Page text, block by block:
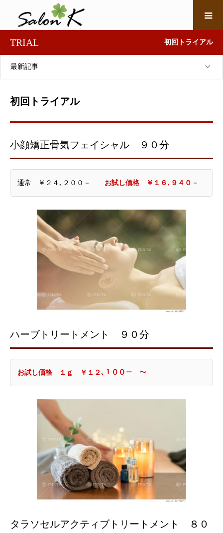
TRIAL 初回トライアル
最新記事
初回トライアル
小顔矯正骨気フェイシャル ９０分
通常 ￥２４､２００－ お試し価格 ￥１６､９４０－
ハーブトリートメント ９０分
お試し価格 １ｇ ￥１２､１００－ ～
タラソセルアクティブトリートメント ８０